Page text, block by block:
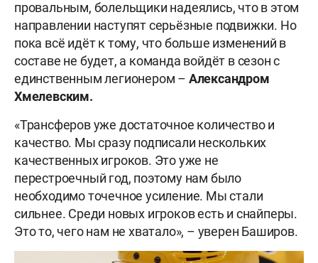
провальным, болельщики надеялись, что в этом
направлении наступят серьёзные подвижки. Но
пока всё идёт к тому, что больше изменений в
составе не будет, а команда войдёт в сезон с
единственным легионером – Александром
Хмелевским.
«Трансферов уже достаточное количество и
качество. Мы сразу подписали нескольких
качественных игроков. Это уже не
перестроечный год, поэтому нам было
необходимо точечное усиление. Мы стали
сильнее. Среди новых игроков есть и снайперы.
Это то, чего нам не хватало», – уверен Баширов.